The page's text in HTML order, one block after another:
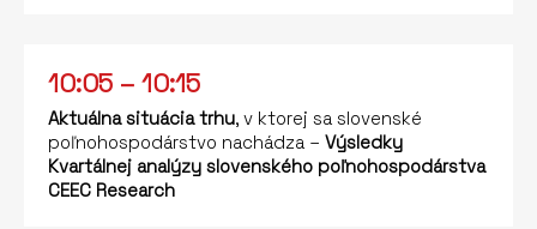
10:05 – 10:15
Aktuálna situácia trhu, v ktorej sa slovenské
poľnohospodárstvo nachádza – Výsledky
Kvartálnej analýzy slovenského poľnohospodárstva
CEEC Research